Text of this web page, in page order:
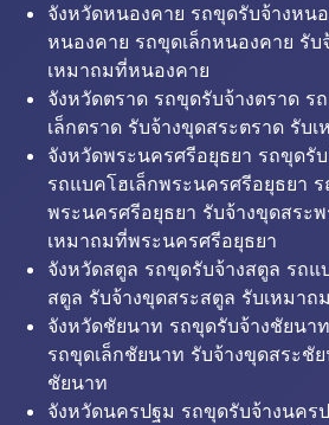
จังหวัดหนองคาย รถขุดรับจ้างหน
หนองคาย รถขุดเล็กหนองคาย รับ
เหมาถมที่หนองคาย
จังหวัดตราด รถขุดรับจ้างตราด ร
เล็กตราด รับจ้างขุดสระตราด รับ
จังหวัดพระนครศรีอยุธยา รถขุดรั
รถแบคโฮเล็กพระนครศรีอยุธยา ร
พระนครศรีอยุธยา รับจ้างขุดสระ
เหมาถมที่พระนครศรีอยุธยา
จังหวัดสตูล รถขุดรับจ้างสตูล รถแ
สตูล รับจ้างขุดสระสตูล รับเหมาถ
จังหวัดชัยนาท รถขุดรับจ้างชัยนา
รถขุดเล็กชัยนาท รับจ้างขุดสระชั
ชัยนาท
จังหวัดนครปฐม รถขุดรับจ้างนคร